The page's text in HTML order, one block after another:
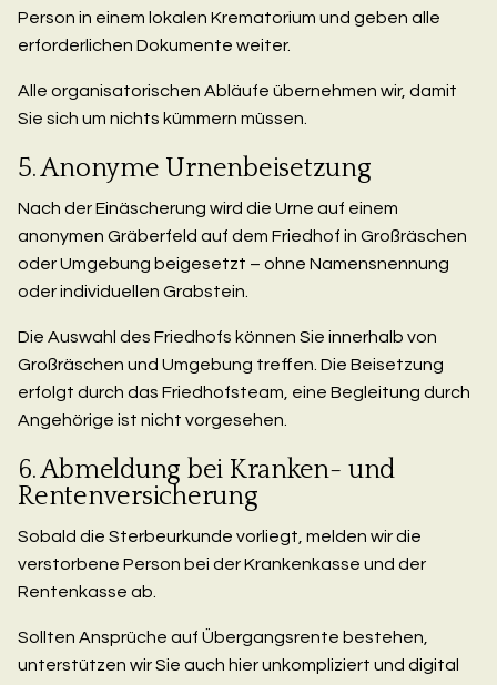
Person in einem lokalen Krematorium und geben alle
erforderlichen Dokumente weiter.
Alle organisatorischen Abläufe übernehmen wir, damit
Sie sich um nichts kümmern müssen.
5. Anonyme Urnenbeisetzung
Nach der Einäscherung wird die Urne auf einem
anonymen Gräberfeld auf dem Friedhof in Großräschen
oder Umgebung beigesetzt – ohne Namensnennung
oder individuellen Grabstein.
Die Auswahl des Friedhofs können Sie innerhalb von
Großräschen und Umgebung treffen. Die Beisetzung
erfolgt durch das Friedhofsteam, eine Begleitung durch
Angehörige ist nicht vorgesehen.
6. Abmeldung bei Kranken- und
Rentenversicherung
Sobald die Sterbeurkunde vorliegt, melden wir die
verstorbene Person bei der Krankenkasse und der
Rentenkasse ab.
Sollten Ansprüche auf Übergangsrente bestehen,
unterstützen wir Sie auch hier unkompliziert und digital